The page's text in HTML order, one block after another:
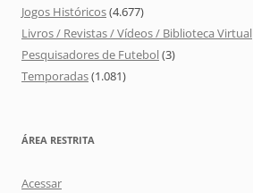
Jogos Históricos(4.677)
Livros / Revistas / Vídeos / Biblioteca Virtual
Pesquisadores de Futebol(3)
Temporadas(1.081)
ÁREA RESTRITA
Acessar